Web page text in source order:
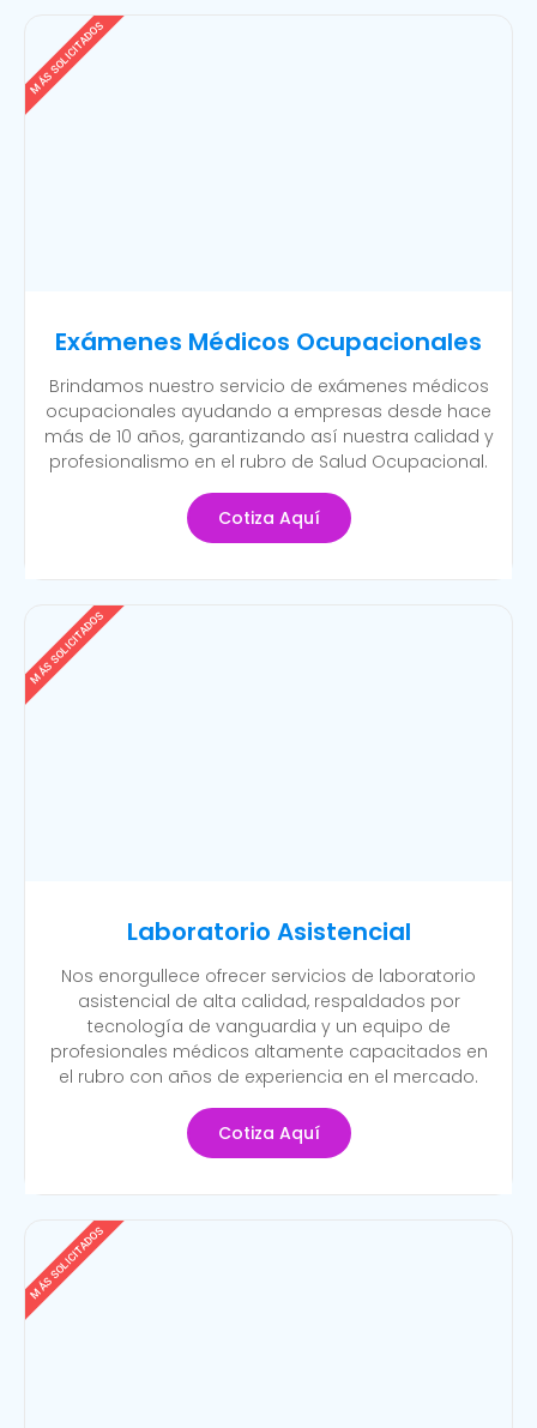
Exámenes Médicos Ocupacionales
Brindamos nuestro servicio de exámenes médicos
ocupacionales ayudando a empresas desde hace
más de 10 años, garantizando así nuestra calidad y
profesionalismo en el rubro de Salud Ocupacional.
Cotiza Aquí
MÁS SOLICITADOS
Laboratorio Asistencial
Nos enorgullece ofrecer servicios de laboratorio
asistencial de alta calidad, respaldados por
tecnología de vanguardia y un equipo de
profesionales médicos altamente capacitados en
el rubro con años de experiencia en el mercado.
Cotiza Aquí
MÁS SOLICITADOS
MÁS SOLICITADOS